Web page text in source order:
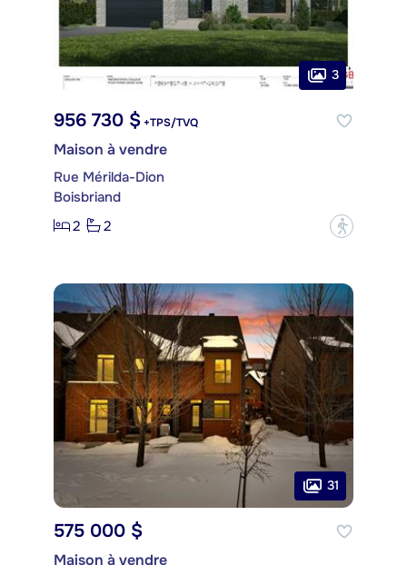
3
956 730 $ +TPS/TVQ
Maison à vendre
Rue Mérilda-Dion
Boisbriand
2
2 ?
31
575 000 $
Maison à vendre